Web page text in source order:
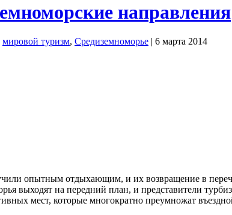
направления
мировой туризм, Средиземноморье | 6 марта 2014
опытным отдыхающим, и их возвращение в
выходят на передний план, и представители
мест, которые многократно преумножат